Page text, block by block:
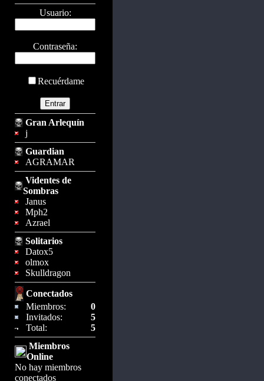
Usuario:
Contraseña:
Recuérdame
Gran Arlequín
j
Guardian
AGRAMAR
Videntes de
Sombras
Janus
Mph2
Azrael
Solitarios
Datox5
olmox
Skulldragon
Conectados
Miembros:
0
Invitados:
5
Total:
5
Miembros
Online
No hay miembros
conectados